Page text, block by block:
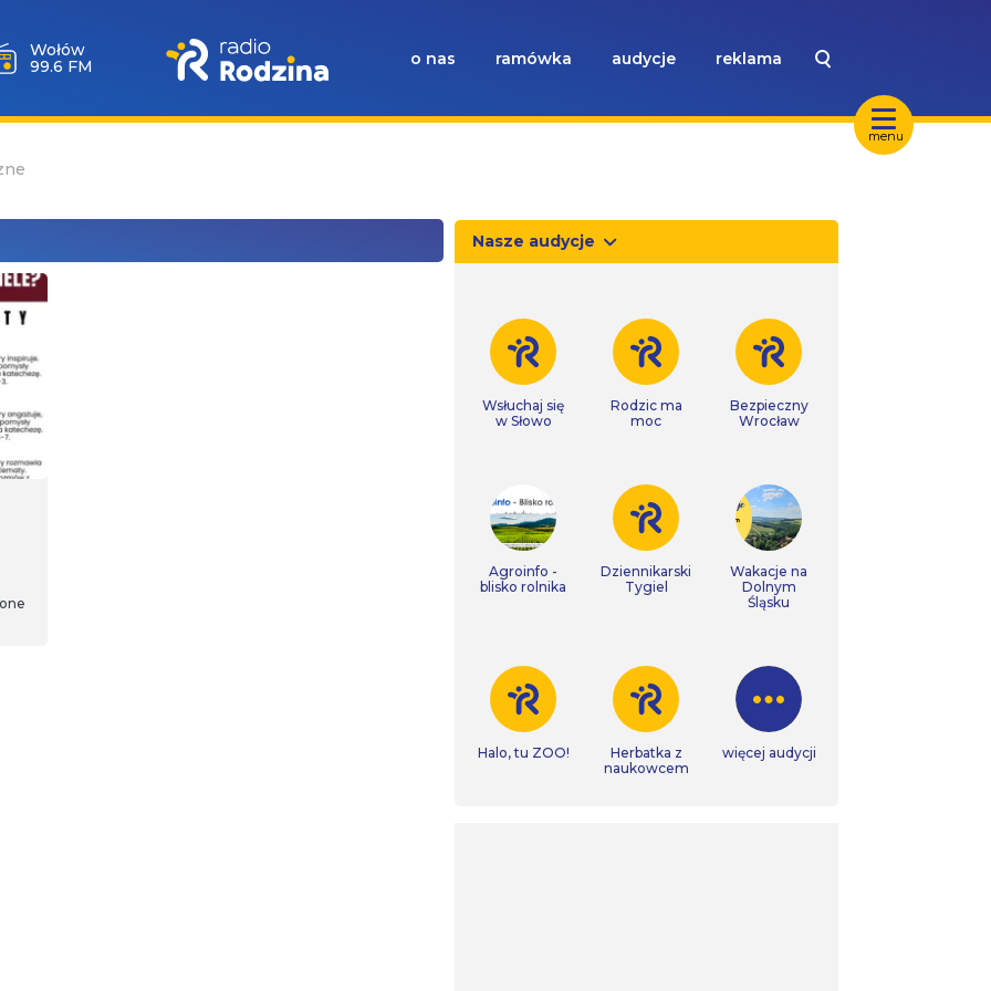
menu
Wołów
99.6 FM
o nas ramówka audycje reklama
Nasze audycje
Wsłuchaj się
w Słowo
Rodzic ma
moc
Bezpieczny
Wrocław
Agroinfo -
blisko rolnika
Dziennikarski
Tygiel
Wakacje na
Dolnym
Śląsku
Halo, tu ZOO!
Herbatka z
naukowcem
więcej audycji